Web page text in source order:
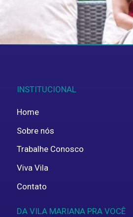
privacidade.
INSTITUCIONAL
Home
Sobre nós
Trabalhe Conosco
Viva Vila
Contato
DA VILA MARIANA PRA VOCÊ